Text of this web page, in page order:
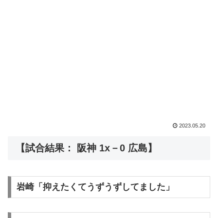
2023.05.20
【試合結果： 阪神 1x－0 広島】
岩崎「抑えたくてうずうずしてました」